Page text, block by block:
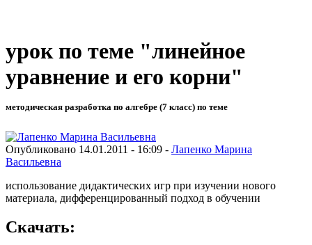
урок по теме "линейное
уравнение и его корни"
методическая разработка по алгебре (7 класс) по теме
Опубликовано 14.01.2011 - 16:09 - Лапенко Марина
Васильевна
использование дидактических игр при изучении нового
материала, дифференцированный подход в обучении
Скачать: